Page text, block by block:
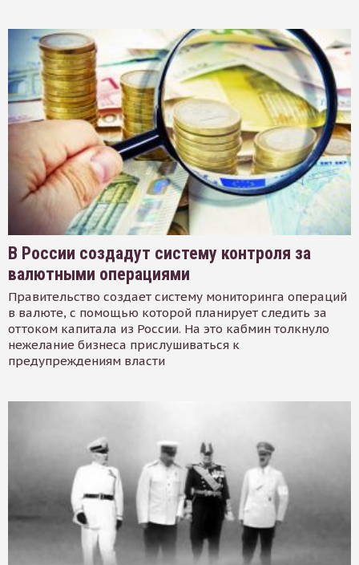
В России создадут систему контроля за
валютными операциями
Правительство создает систему мониторинга операций
в валюте, с помощью которой планирует следить за
оттоком капитала из России. На это кабмин толкнуло
нежелание бизнеса прислушиваться к
предупреждениям власти